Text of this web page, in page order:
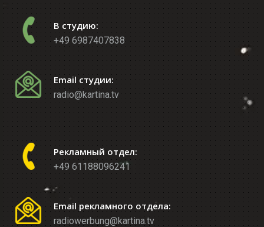
В студию:
+49 6987407838
Email студии:
radio@kartina.tv
Рекламный отдел:
+49 61188096241
Email рекламного отдела:
radiowerbung@kartina.tv